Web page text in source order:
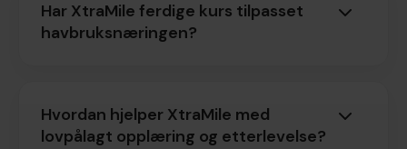
Har XtraMile ferdige kurs tilpasset
havbruksnæringen?
Hvordan hjelper XtraMile med
lovpålagt opplæring og etterlevelse?